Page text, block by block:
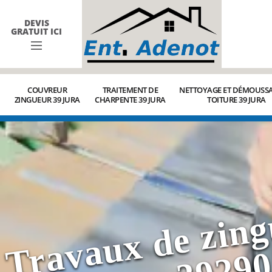
DEVIS
GRATUIT ICI
COUVREUR
ZINGUEUR 39 JURA
TRAITEMENT DE
CHARPENTE 39 JURA
NETTOYAGE ET
TOITURE 39 JURA